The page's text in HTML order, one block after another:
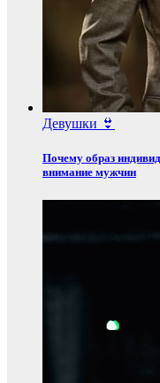
Девушки 👙
Почему образ
внимание мужчин